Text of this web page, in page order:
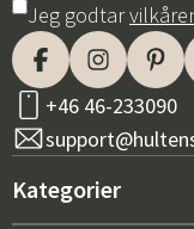
Jeg godtar
+46 46-233090
Kategorier